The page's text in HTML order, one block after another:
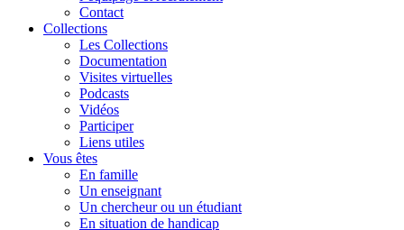
Contact
Collections
Les Collections
Documentation
Visites virtuelles
Podcasts
Vidéos
Participer
Liens utiles
Vous êtes
En famille
Un enseignant
Un chercheur ou un étudiant
En situation de handicap